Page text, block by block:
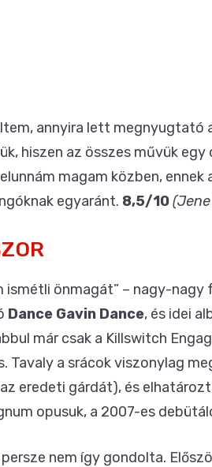
annyira lett megnyugtató
hiszen az összes művük
magam közben,
egyaránt. 8,5/10
ismétli önmagát” – nagy-
Dance Gavin Dance, és idei
már csak a Killswitch
Tavaly a srácok viszonylag
eredeti gárdát), és
opusuk, a 2007-es
nem így gondolta.